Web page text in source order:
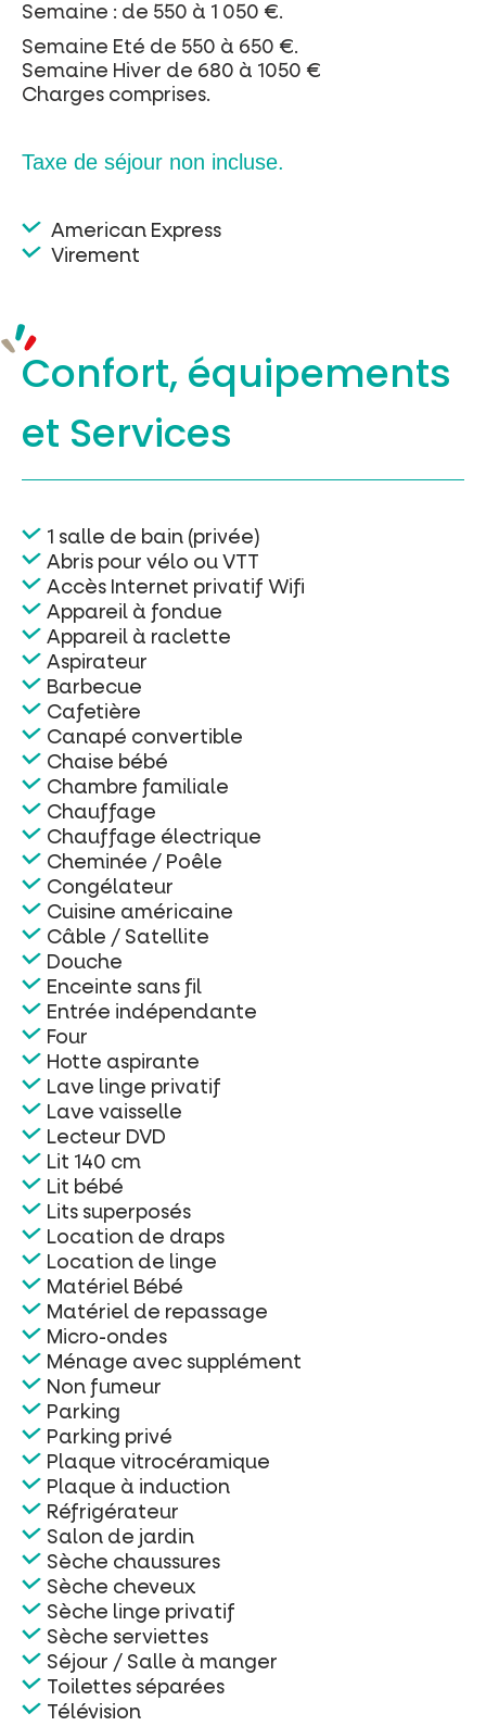
Semaine : de 550 à 1 050 €.
Semaine Eté de 550 à 650 €.
Semaine Hiver de 680 à 1050 €
Charges comprises.
Taxe de séjour non incluse.
American Express
Virement
Confort, équipements
et Services
1 salle de bain (privée)
Abris pour vélo ou VTT
Accès Internet privatif Wifi
Appareil à fondue
Appareil à raclette
Aspirateur
Barbecue
Cafetière
Canapé convertible
Chaise bébé
Chambre familiale
Chauffage
Chauffage électrique
Cheminée / Poêle
Congélateur
Cuisine américaine
Câble / Satellite
Douche
Enceinte sans fil
Entrée indépendante
Four
Hotte aspirante
Lave linge privatif
Lave vaisselle
Lecteur DVD
Lit 140 cm
Lit bébé
Lits superposés
Location de draps
Location de linge
Matériel Bébé
Matériel de repassage
Micro-ondes
Ménage avec supplément
Non fumeur
Parking
Parking privé
Plaque vitrocéramique
Plaque à induction
Réfrigérateur
Salon de jardin
Sèche chaussures
Sèche cheveux
Sèche linge privatif
Sèche serviettes
Séjour / Salle à manger
Toilettes séparées
Télévision